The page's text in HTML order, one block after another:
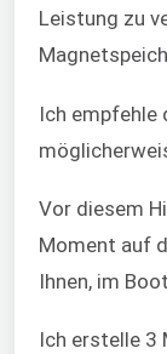
Leistung zu
Ich empfehle
Vor diesem
Moment auf
Ihnen, im
Ich erstelle 3